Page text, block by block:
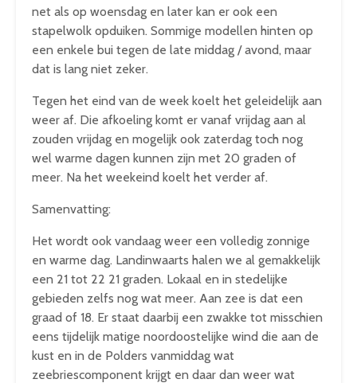
net als op woensdag en later kan er ook een
stapelwolk opduiken. Sommige modellen hinten op
een enkele bui tegen de late middag / avond, maar
dat is lang niet zeker.
Tegen het eind van de week koelt het geleidelijk aan
weer af. Die afkoeling komt er vanaf vrijdag aan al
zouden vrijdag en mogelijk ook zaterdag toch nog
wel warme dagen kunnen zijn met 20 graden of
meer. Na het weekeind koelt het verder af.
Samenvatting:
Het wordt ook vandaag weer een volledig zonnige
en warme dag. Landinwaarts halen we al gemakkelijk
een 21 tot 22 21 graden. Lokaal en in stedelijke
gebieden zelfs nog wat meer. Aan zee is dat een
graad of 18. Er staat daarbij een zwakke tot misschien
eens tijdelijk matige noordoostelijke wind die aan de
kust en in de Polders vanmiddag wat
zeebriescomponent krijgt en daar dan weer wat